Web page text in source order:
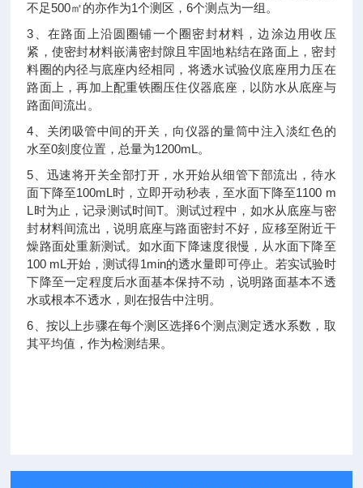
不足500㎡的亦作为1个测区，6个测点为一组。
3 、在路面上沿圆圈铺一个圈密封材料，边涂边用收压
紧，使密封材料嵌满密封隙且牢固地粘结在路面上，密封
料圈的内径与底座内经相同，将透水试验仪底座用力压在
路面上，再加上配重铁圈压住仪器底座，以防水从底座与
路面间流出。
4 、关闭吸管中间的开关，向仪器的量筒中注入淡红色的
水至0刻度位置，总量为1200mL。
5 、迅速将开关全部打开，水开始从细管下部流出，待水
面下降至100mL时，立即开动秒表，至水面下降至1100 m
L时为止，记录测试时间T。测试过程中，如水从底座与密
封材料间流出，说明底座与路面密封不好，应移至附近干
燥路面处重新测试。如水面下降速度很慢，从水面下降至
100 mL开始，测试得1min的透水量即可停止。若实试验时
下降至一定程度后水面基本保持不动，说明路面基本不透
水或根本不透水，则在报告中注明。
6 、按以上步骤在每个测区选择6个测点测定透水系数，取
其平均值，作为检测结果。